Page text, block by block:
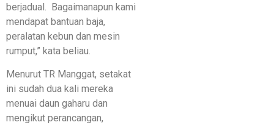
berjadual. Bagaimanapun kami
mendapat bantuan baja,
peralatan kebun dan mesin
rumput,” kata beliau.
Menurut TR Manggat, setakat
ini sudah dua kali mereka
menuai daun gaharu dan
mengikut perancangan,